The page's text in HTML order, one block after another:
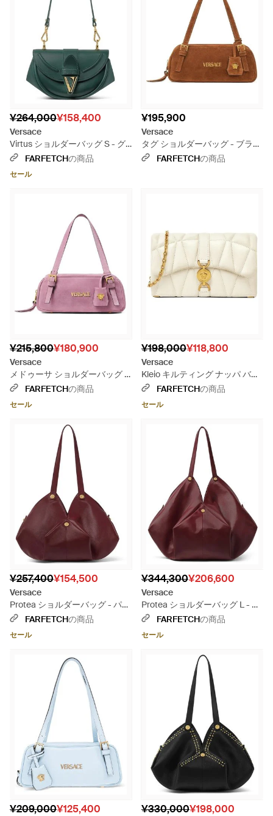
¥264,000¥158,400
Versace
Virtus ショルダーバッグ S - グ
リーンFARFETCHの商品
セール
¥195,900
Versace
タグ ショルダーバッグ - ブラウ
ン
FARFETCHの商品
¥215,800¥180,900
Versace
メドゥーサ ショルダーバッグ -
ピンクFARFETCHの商品
セール
¥198,000¥118,800
Versace
Kleio キルティング ナッパ バッ
グ ミニ - ナチュラル
FARFETCHの商品
セール
¥257,400¥154,500
Versace
Protea ショルダーバッグ - パー
プルFARFETCHの商品
セール
¥344,300¥206,600
Versace
Protea ショルダーバッグ L - パ
ープルFARFETCHの商品
セール
¥209,000¥125,400 ¥330,000¥198,000